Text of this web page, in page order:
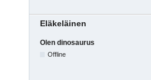
Eläkeläinen
Olen dinosaurus
Offline